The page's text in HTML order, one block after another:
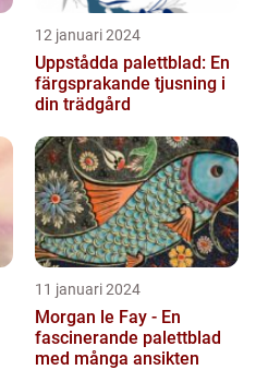
12 januari 2024
Uppstådda palettblad: En
färgsprakande tjusning i
din trädgård
11 januari 2024
Morgan le Fay - En
fascinerande palettblad
med många ansikten